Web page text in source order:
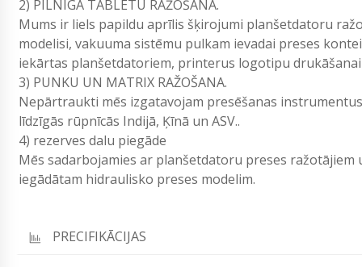
2) PILNĪGA TABLETU RAŽOŠANA.
Mums ir liels papildu aprīlis šķirojumi planšetdatoru
modelisi, vakuuma sistēmu pulkam ievadai preses
iekārtas planšetdatoriem, printerus logotipu
3) PUNKU UN MATRIX RAŽOŠANA.
Nepārtraukti mēs izgatavojam presēšanas
līdzīgās rūpnīcās Indijā, Ķīnā un ASV..
4) rezerves dalu piegāde
Mēs sadarbojamies ar planšetdatoru preses
iegādātam hidraulisko preses modelim.
PRECIFIKĀCIJAS